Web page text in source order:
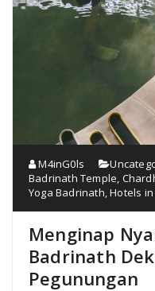
M4inG0ls
Badrinath Temple
Yoga Badrinath ,Hotels
Menginap
Badrinath
Pegunungan